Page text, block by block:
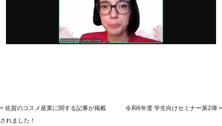
佐賀のコスメ産業に関する記事が掲載
されました！
令和6年度 学生向けセミナー第2弾